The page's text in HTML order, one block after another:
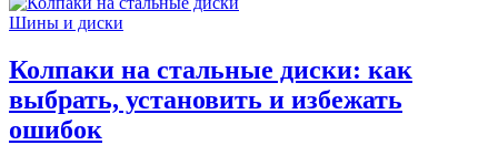
Шины и диски
Колпаки на стальные диски: как
выбрать, установить и избежать
ошибок